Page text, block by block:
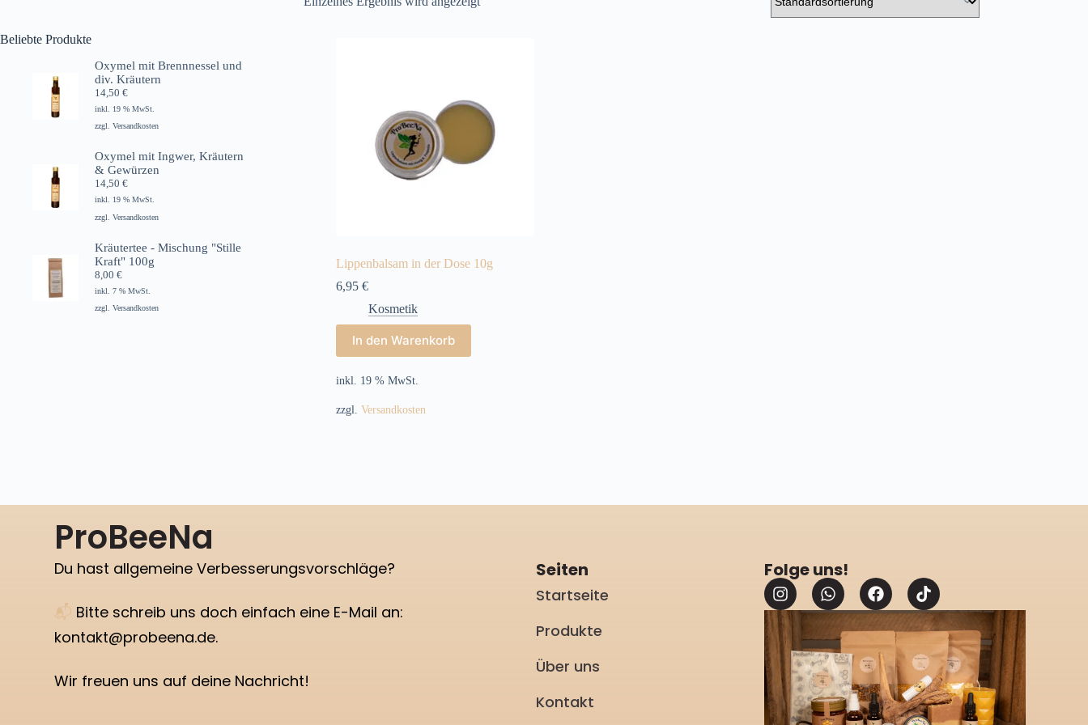
Lippenbalsam in der Dose 10g
6,95 €
Kosmetik
In den Warenkorb
inkl. 19 % MwSt.
zzgl. Versandkosten
Beliebte Produkte
Oxymel mit Brennnessel und
div. Kräutern
14,50€
inkl. 19 % MwSt.
zzgl.Versandkosten
Oxymel mit Ingwer, Kräutern
& Gewürzen
14,50€
inkl. 19 % MwSt.
zzgl.Versandkosten
Kräutertee - Mischung "Stille
Kraft" 100g
8,00€
inkl. 7 % MwSt.
zzgl.Versandkosten
ProBeeNa
Du hast allgemeine Verbesserungsvorschläge?
📬 Bitte schreib uns doch einfach eine E-Mail an:
kontakt@probeena.de.
Wir freuen uns auf deine Nachricht!
Seiten
Startseite
Produkte
Über uns
Kontakt
Folge uns!